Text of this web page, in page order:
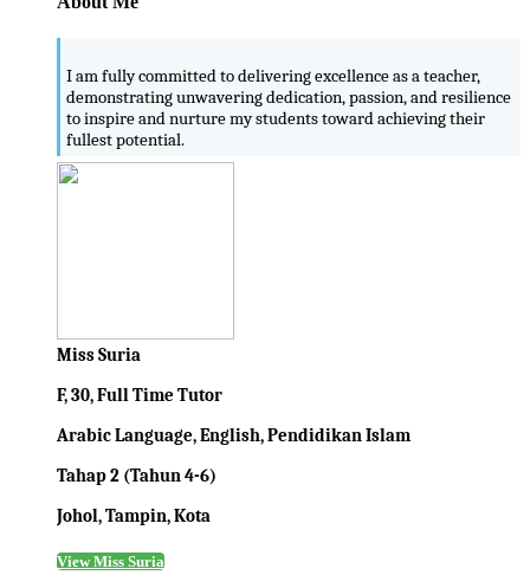
I am fully committed to delivering excellence as a teacher,
demonstrating unwavering dedication, passion, and resilience
to inspire and nurture my students toward achieving their
fullest potential.
Miss Suria
F, 30, Full Time Tutor
Arabic Language, English, Pendidikan Islam
Tahap 2 (Tahun 4-6)
Johol, Tampin, Kota
View Miss Suria